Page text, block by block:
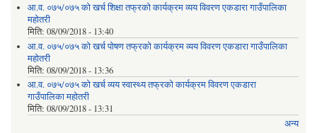
आ.व. ०७५/०७५ को खर्च शिक्षा तफ्रको कार्यक्रम व्यय विवरण एकडारा गाउँपालिका
महोतरी
मिति: 08/09/2018 - 13:40
आ.व. ०७५/०७५ को खर्च पोषण तफ्रको कार्यक्रम व्यय विवरण एकडारा गाउँपालिका
महोतरी
मिति: 08/09/2018 - 13:36
आ.व. ०७५/०७५ को खर्च व्यय स्वास्थ्य तफ्रको कार्यक्रम विवरण एकडारा
गाउँपालिका महोतरी
मिति: 08/09/2018 - 13:31
अन्य